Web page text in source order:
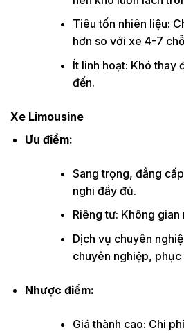
Tiêu tốn nhiên liệu:
hơn so với xe 4-7
Ít linh hoạt: Khó thay
đến.
Xe Limousine
Ưu điểm:
Sang trọng, đẳng
nghi đầy đủ.
Riêng tư: Không
Dịch vụ chuyên
chuyên nghiệp, phục
Nhược điểm:
Giá thành cao: Chi